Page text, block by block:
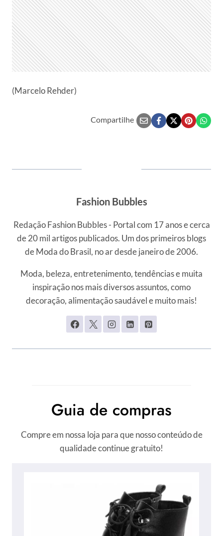
(Marcelo Rehder)
Compartilhe
Fashion Bubbles
Redação Fashion Bubbles - Portal com 17 anos e cerca
de 20 mil artigos publicados. Um dos primeiros blogs
de Moda do Brasil, no ar desde janeiro de 2006.
Moda, beleza, entretenimento, tendências e muita
inspiração nos mais diversos assuntos, como
decoração, alimentação saudável e muito mais!
Guia de compras
Compre em nossa loja para que nosso conteúdo de
qualidade continue gratuito!